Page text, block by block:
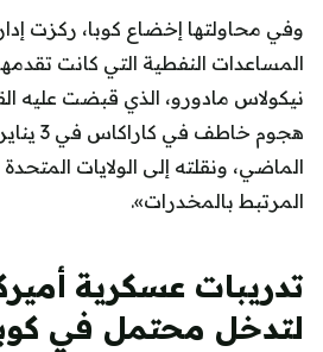
وفي محاولتها إخضاع كوبا، ركزت
المساعدات النفطية التي كانت
نيكولاس مادورو، الذي قبضت عليه
هجوم
الماضي، ونقلته إلى الولايات
المرتبط بالمخدرات».
تدريبات عسكرية
لتدخل محتمل في